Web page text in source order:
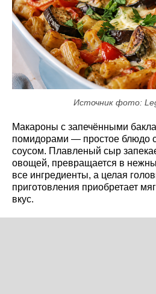
Источник фото:
Макароны с запечёнными
помидорами — простое блюдо
соусом. Плавленый сыр
овощей, превращается в
все ингредиенты, а целая
приготовления приобретает
вкус.